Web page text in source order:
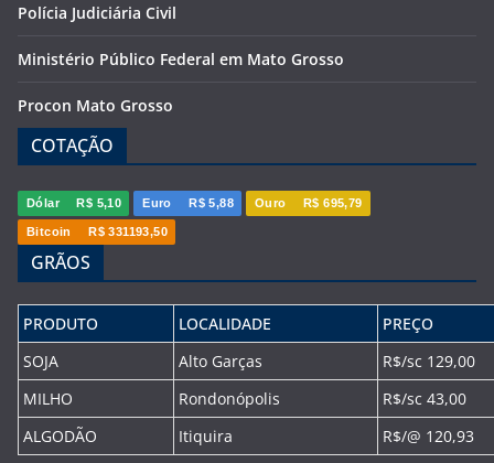
Polícia Judiciária Civil
Ministério Público Federal em Mato Grosso
Procon Mato Grosso
COTAÇÃO
Dólar R$ 5,10 Euro R$ 5,88 Ouro R$ 695,79
Bitcoin R$ 331193,50
GRÃOS
PRODUTO LOCALIDADE
PREÇO
SOJA
Alto Garças
R$/sc 129,00
MILHO
Rondonópolis
R$/sc 43,00
ALGODÃO
Itiquira R$/@ 120,93